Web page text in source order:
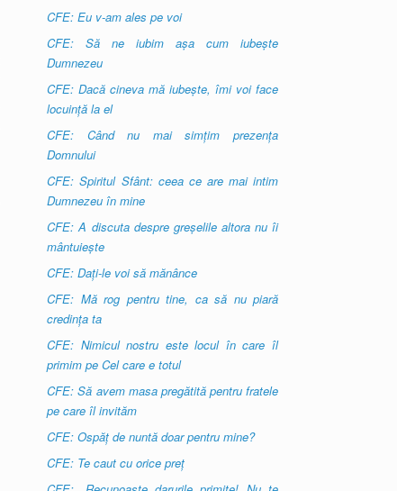
CFE: Eu v-am ales pe voi
CFE: Să ne iubim așa cum iubește
Dumnezeu
CFE: Dacă cineva mă iubește, îmi voi face
locuință la el
CFE: Când nu mai simțim prezența
Domnului
CFE: Spiritul Sfânt: ceea ce are mai intim
Dumnezeu în mine
CFE: A discuta despre greșelile altora nu îi
mântuiește
CFE: Dați-le voi să mănânce
CFE: Mă rog pentru tine, ca să nu piară
credința ta
CFE: Nimicul nostru este locul în care îl
primim pe Cel care e totul
CFE: Să avem masa pregătită pentru fratele
pe care îl invităm
CFE: Ospăț de nuntă doar pentru mine?
CFE: Te caut cu orice preț